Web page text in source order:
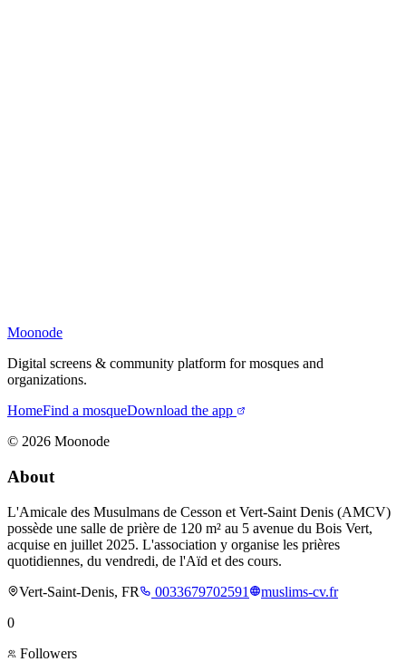
Moonode
Digital screens & community platform for mosques and
organizations.
HomeFind a mosqueDownload the app
© 2026 Moonode
About
L'Amicale des Musulmans de Cesson et Vert-Saint Denis (AMCV)
possède une salle de prière de 120 m² au 5 avenue du Bois Vert,
acquise en juillet 2025. L'association y organise les prières
quotidiennes, du vendredi, de l'Aïd et des cours.
Vert-Saint-Denis, FR
0033679702591
muslims-cv.fr
0
Followers